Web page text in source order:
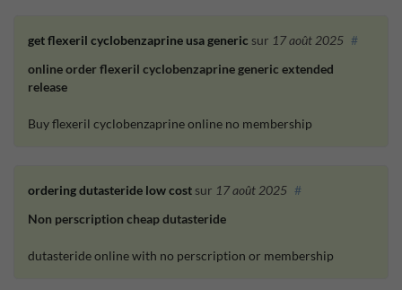
get flexeril cyclobenzaprine usa generic sur 17 août 2025 #
online order flexeril cyclobenzaprine generic extended
release
Buy flexeril cyclobenzaprine online no membership
ordering dutasteride low cost sur 17 août 2025 #
Non perscription cheap dutasteride
dutasteride online with no perscription or membership